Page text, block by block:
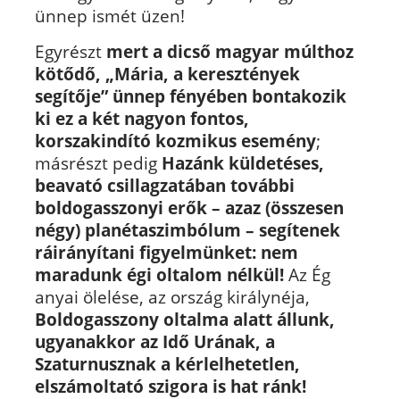
ünnep ismét üzen!
Egyrészt mert a dicső magyar múlthoz
kötődő, „Mária, a keresztények
segítője” ünnep fényében bontakozik
ki ez a két nagyon fontos,
korszakindító kozmikus esemény;
másrészt pedig Hazánk küldetéses,
beavató csillagzatában további
boldogasszonyi erők – azaz (összesen
négy) planétaszimbólum – segítenek
ráirányítani figyelmünket: nem
maradunk égi oltalom nélkül! Az Ég
anyai ölelése, az ország királynéja,
Boldogasszony oltalma alatt állunk,
ugyanakkor az Idő Urának, a
Szaturnusznak a kérlelhetetlen,
elszámoltató szigora is hat ránk!